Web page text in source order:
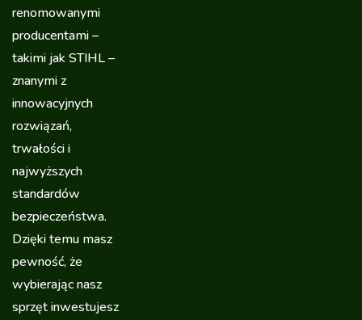
renomowanymi
producentami –
takimi jak STIHL –
znanymi z
innowacyjnych
rozwiązań,
trwałości i
najwyższych
standardów
bezpieczeństwa.
Dzięki temu masz
pewność, że
wybierając nasz
sprzęt inwestujesz